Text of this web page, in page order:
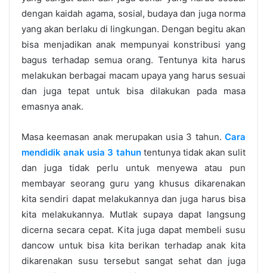
dengan kaidah agama, sosial, budaya dan juga norma
yang akan berlaku di lingkungan. Dengan begitu akan
bisa menjadikan anak mempunyai konstribusi yang
bagus terhadap semua orang. Tentunya kita harus
melakukan berbagai macam upaya yang harus sesuai
dan juga tepat untuk bisa dilakukan pada masa
emasnya anak.
Masa keemasan anak merupakan usia 3 tahun. Cara
mendidik anak usia 3 tahun tentunya tidak akan sulit
dan juga tidak perlu untuk menyewa atau pun
membayar seorang guru yang khusus dikarenakan
kita sendiri dapat melakukannya dan juga harus bisa
kita melakukannya. Mutlak supaya dapat langsung
dicerna secara cepat. Kita juga dapat membeli susu
dancow untuk bisa kita berikan terhadap anak kita
dikarenakan susu tersebut sangat sehat dan juga